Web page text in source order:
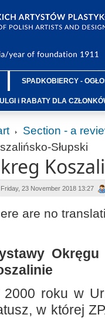
SPADKOBIERCY -
ULGI i RABATY DLA
Section - a
Słupski
Friday, 23 November 2018 13:27
are no
2000 roku w
w której